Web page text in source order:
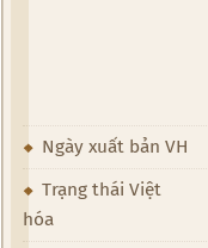
Ngày xuất bản VH
Trạng thái Việt
hóa